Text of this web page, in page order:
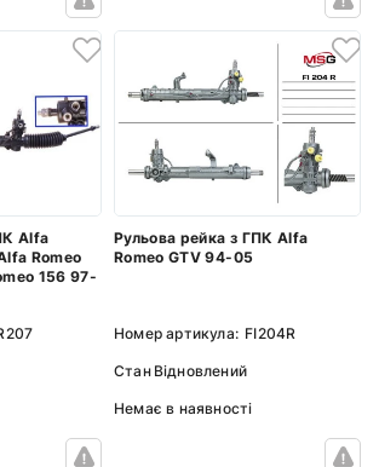
Alfa
Romeo
156 97-
Рульова рейка з ГПК Alfa
Romeo GTV 94-05
Номер артикула: FI204R
Стан Відновлений
Немає в наявності